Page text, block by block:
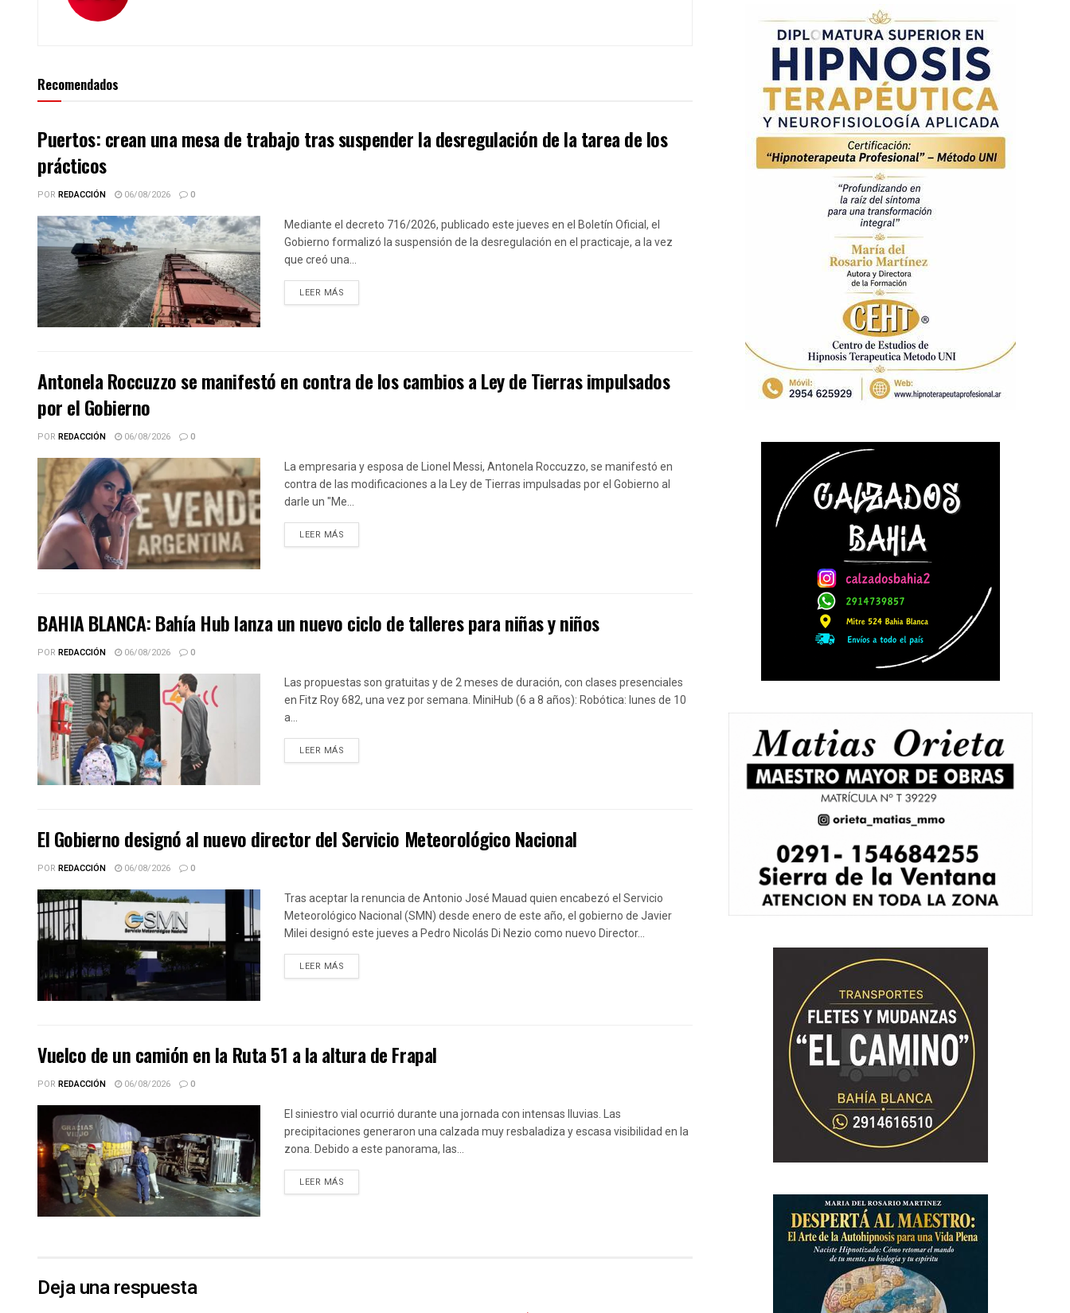
Recomendados
Puertos: crean una mesa de trabajo tras suspender la desregulación de la tarea de los
prácticos
POR REDACCIÓN 06/08/2026 0
Mediante el decreto 716/2026, publicado este jueves en el Boletín Oficial, el
Gobierno formalizó la suspensión de la desregulación en el practicaje, a la vez
que creó una...
LEER MÁS
Antonela Roccuzzo se manifestó en contra de los cambios a Ley de Tierras impulsados
por el Gobierno
POR REDACCIÓN 06/08/2026 0
La empresaria y esposa de Lionel Messi, Antonela Roccuzzo, se manifestó en
contra de las modificaciones a la Ley de Tierras impulsadas por el Gobierno al
darle un "Me...
LEER MÁS
BAHIA BLANCA: Bahía Hub lanza un nuevo ciclo de talleres para niñas y niños
POR REDACCIÓN 06/08/2026 0
Las propuestas son gratuitas y de 2 meses de duración, con clases presenciales
en Fitz Roy 682, una vez por semana. MiniHub (6 a 8 años): Robótica: lunes de 10
a...
LEER MÁS
El Gobierno designó al nuevo director del Servicio Meteorológico Nacional
POR REDACCIÓN 06/08/2026 0
Tras aceptar la renuncia de Antonio José Mauad quien encabezó el Servicio
Meteorológico Nacional (SMN) desde enero de este año, el gobierno de Javier
Milei designó este jueves a Pedro Nicolás Di Nezio como nuevo Director...
LEER MÁS
Vuelco de un camión en la Ruta 51 a la altura de Frapal
POR REDACCIÓN 06/08/2026 0
El siniestro vial ocurrió durante una jornada con intensas lluvias. Las
precipitaciones generaron una calzada muy resbaladiza y escasa visibilidad en la
zona. Debido a este panorama, las...
LEER MÁS
Deja una respuesta